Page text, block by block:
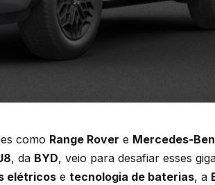
como Range Rover e Mercedes-
, da BYD, veio para desafiar esses
elétricos e tecnologia de baterias, a